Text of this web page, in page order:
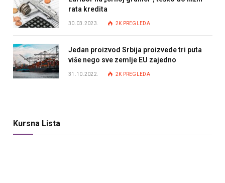
rata kredita
30.03.2023. 2K PREGLEDA
Jedan proizvod Srbija proizvede tri puta
više nego sve zemlje EU zajedno
31.10.2022. 2K PREGLEDA
Kursna Lista